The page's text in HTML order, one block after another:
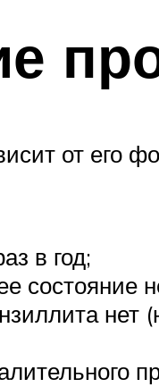
от его
в год;
состояние
нет